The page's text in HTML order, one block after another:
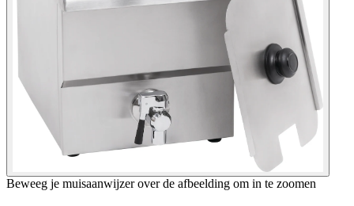
Beweeg je muisaanwijzer over de afbeelding om in te zoomen